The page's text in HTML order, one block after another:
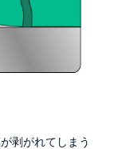
剥がれてしまう